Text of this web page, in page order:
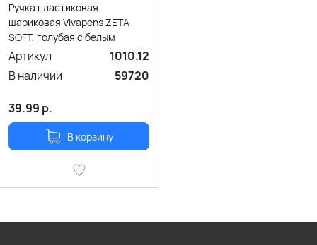
Ручка пластиковая
шариковая Vivapens ZETA
SOFT, голубая с белым
Артикул
1010.12
В наличии
59720
39.99 р.
В корзину